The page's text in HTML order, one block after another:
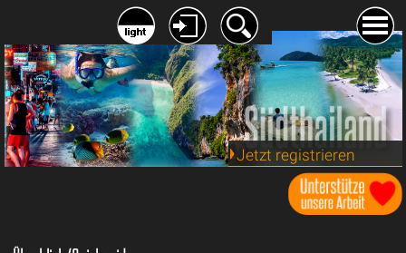
Jetzt registrieren